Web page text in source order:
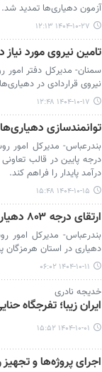
آزمون دهیاری‌ها تمدید شد.
۱۴۰۴-۱۰-۲۷ ۱۲:۱۳
تامین نیروی مورد نیاز
نیروی قراردادی در
۱۴۰۴-۱۰-۱۷ ۱۲:۴۸
توانمندسازی
بندرعباس- مدیرکل امور
درجه پایین در قالب
درآمد پایدار را فراهم کند.
۱۴۰۴-۱۰-۱۵ ۱۵:۴۸
ارتقای درجه ۸۰۳ دهیاری در هرمزگان پس از نزدیک به ۹ سال
دهیاری در استان هرمزگان پس از
۱۴۰۴-۱۰-۱۱ ۰۶:۰۲
خدیجه نادری
ایران زیبا؛ تفرجگاه
۱۴۰۴-۱۰-۰۱ ۱۵:۵۲
اجرای پروژه‌ها و